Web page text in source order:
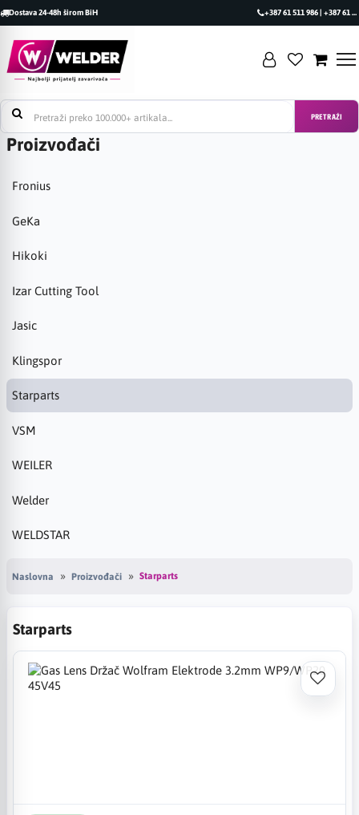
Dostava 24-48h širom BiH +387 61 511 986 | +387 61 493 470
PRETRAŽI
Proizvođači
Fronius
GeKa
Hikoki
Izar Cutting Tool
Jasic
Klingspor
Starparts
VSM
WEILER
Welder
WELDSTAR
Naslovna Proizvođači Starparts
Starparts